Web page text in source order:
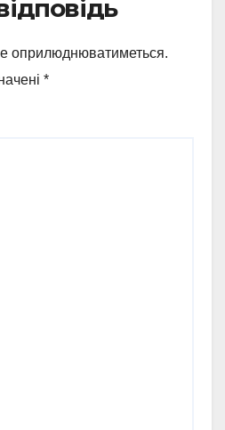
оприлюднюватиметься.
*